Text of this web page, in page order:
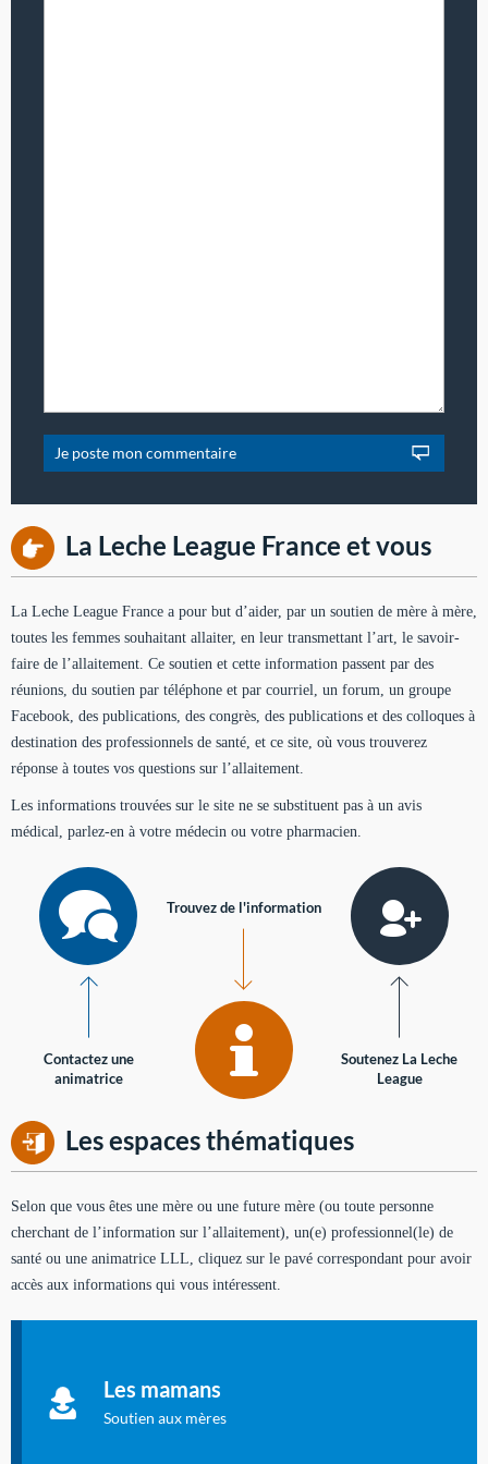
La Leche League France et vous
La Leche League France a pour but d’aider, par un soutien de mère à mère,
toutes les femmes souhaitant allaiter, en leur transmettant l’art, le savoir-
faire de l’allaitement. Ce soutien et cette information passent par des
réunions, du soutien par téléphone et par courriel, un forum, un groupe
Facebook, des publications, des congrès, des publications et des colloques à
destination des professionnels de santé, et ce site, où vous trouverez
réponse à toutes vos questions sur l’allaitement.
Les informations trouvées sur le site ne se substituent pas à un avis
médical, parlez-en à votre médecin ou votre pharmacien.
Contactez une
animatrice
Trouvez de l'information
Soutenez La Leche
League
Les espaces thématiques
Selon que vous êtes une mère ou une future mère (ou toute personne
cherchant de l’information sur l’allaitement), un(e) professionnel(le) de
santé ou une animatrice LLL, cliquez sur le pavé correspondant pour avoir
accès aux informations qui vous intéressent.
Les mamans
Soutien aux mères
à allaiter et vous informer : toutes les rubriques qui
concernent l'allaitement.